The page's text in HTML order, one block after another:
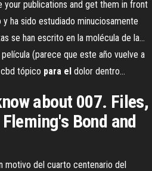
your publications and get them in front
ha sido estudiado minuciosamente
se han escrito en la molécula de la…
(parece que este año vuelve a
tópico para el dolor dentro…
about 007. Files,
Bond and
motivo del cuarto centenario del